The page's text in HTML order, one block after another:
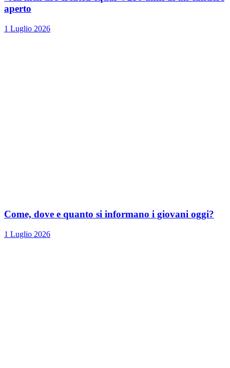
aperto
1 Luglio 2026
Come, dove e quanto si informano i giovani oggi?
1 Luglio 2026